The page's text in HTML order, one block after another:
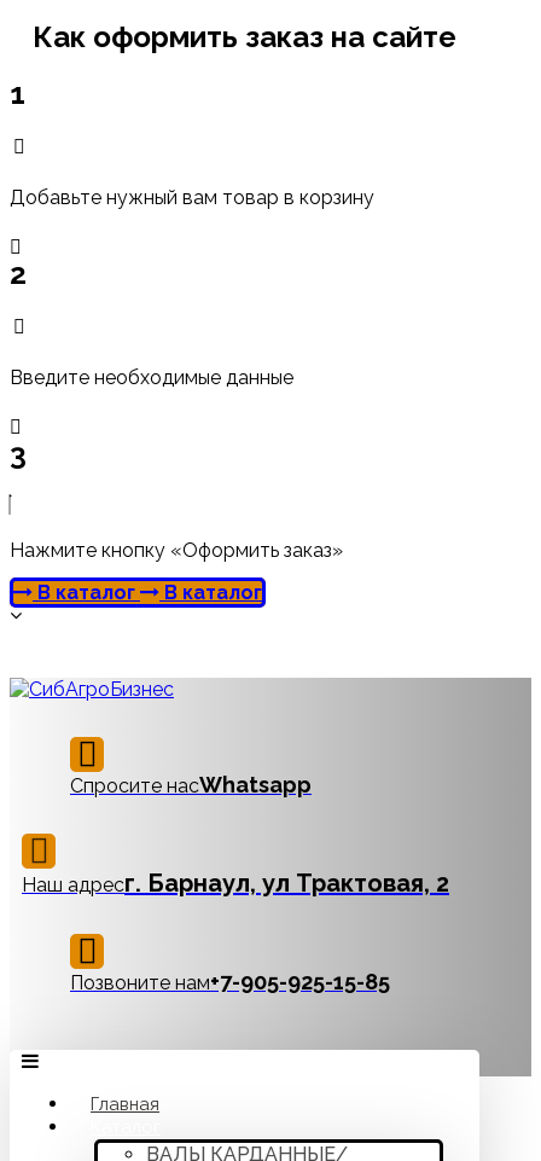
Как оформить заказ на сайте
1
Добавьте нужный вам товар в корзину
2
Введите необходимые данные
3
Нажмите кнопку «Оформить заказ»
В каталог
В каталог
Спросите насWhatsapp
Наш адресг. Барнаул, ул Трактовая, 2
Позвоните нам‪+7-905-925-15-85
Главная
ВАЛЫ КАРДАННЫЕ/